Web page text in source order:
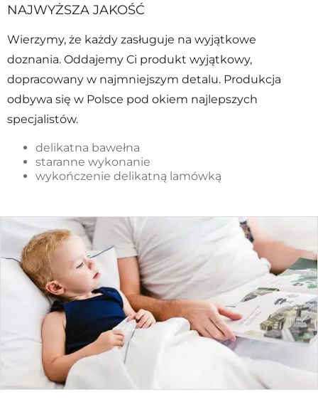
NAJWYŻSZA JAKOŚĆ
Wierzymy, że każdy zasługuje na wyjątkowe
doznania. Oddajemy Ci produkt wyjątkowy,
dopracowany w najmniejszym detalu. Produkcja
odbywa się w Polsce pod okiem najlepszych
specjalistów.
delikatna bawełna
staranne wykonanie
wykończenie delikatną lamówką